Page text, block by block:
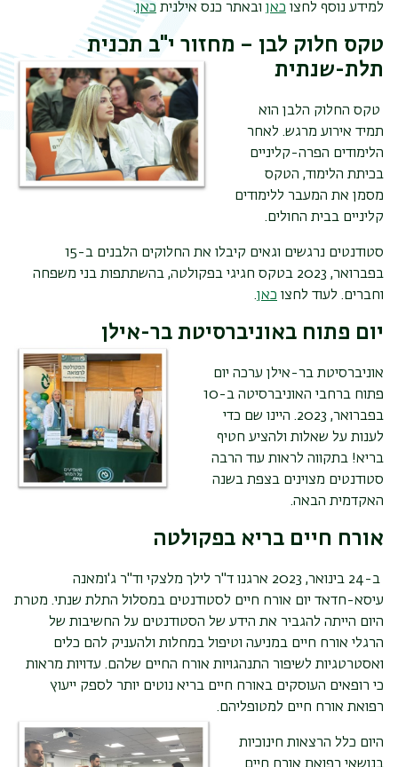
למידע נוסף לחצו כאן ובאתר כנס אילנית כאן.
טקס חלוק לבן – מחזור י"ב תכנית
תלת-שנתית
טקס החלוק הלבן הוא
תמיד אירוע מרגש. לאחר
הלימודים הפרה-קליניים
בכיתת הלימוד, הטקס
מסמן את המעבר ללימודים
קליניים בבית החולים.
סטודנטים נרגשים וגאים קיבלו את החלוקים הלבנים ב-15
בפברואר, 2023 בטקס חגיגי בפקולטה, בהשתתפות בני משפחה
וחברים. לעוד לחצו כאן.
יום פתוח באוניברסיטת בר-אילן
אוניברסיטת בר-אילן ערכה יום
פתוח ברחבי האוניברסיטה ב-10
בפברואר, 2023. היינו שם כדי
לענות על שאלות ולהציע חטיף
בריא! בתקווה לראות עוד הרבה
סטודנטים מצוינים בצפת בשנה
האקדמית הבאה.
אורח חיים בריא בפקולטה
ב-24 בינואר, 2023 ארגנו ד"ר לילך מלצקי וד"ר ג'ומאנה
עיסא-חדאד יום אורח חיים לסטודנטים במסלול התלת שנתי. מטרת
היום הייתה להגביר את הידע של הסטודנטים על החשיבות של
הרגלי אורח חיים במניעה וטיפול במחלות ולהעניק להם כלים
ואסטרטגיות לשיפור התנהגויות אורח החיים שלהם. עדויות מראות
כי רופאים העוסקים באורח חיים בריא נוטים יותר לספק ייעוץ
רפואת אורח חיים למטופליהם.
היום כלל הרצאות חינוכיות